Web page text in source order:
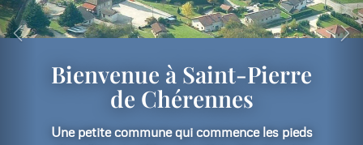
Bienvenue à Saint-Pierre
de Chérennes
Une petite commune qui commence les pieds